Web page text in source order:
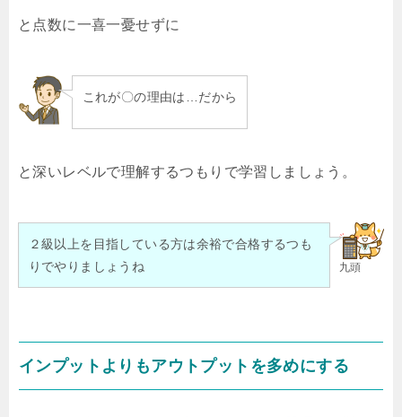
と点数に一喜一憂せずに
これが〇の理由は…だから
と深いレベルで理解するつもりで学習しましょう。
九頭
２級以上を目指している方は余裕で合格するつも
りでやりましょうね
インプットよりもアウトプットを多めにする